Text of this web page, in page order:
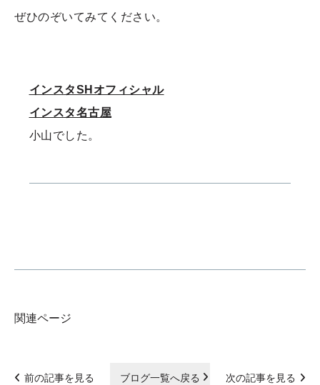
ぜひのぞいてみてください。
インスタSHオフィシャル
インスタ名古屋
小山でした。
関連ページ
前の記事を見る ブログ一覧へ戻る 次の記事を見る